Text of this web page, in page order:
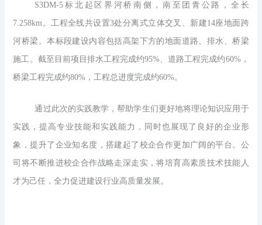
S3DM-5标北起区界河桥南侧，南至团青公路，全长
7.258km。工程全线共设置3处分离式立体交叉、新建14座地面跨
河桥梁。本标段建设内容包括高架下方的地面道路、排水、桥梁
施工。截至目前项目排水工程完成约95%、道路工程完成约60%，
桥梁工程完成约80%，工程总进度完成约60%。
通过此次的实践教学，帮助学生们更好地将理论知识应用于
实践，提高专业技能和实践能力，同时也展现了良好的企业形
象，提升了企业知名度，搭建起了校企合作更加广阔的平台。公
司将不断推进校企合作战略走深走实，将培育高素质技术技能人
才为己任，全力促进建设行业高质量发展。